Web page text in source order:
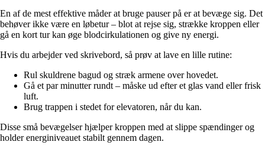
En af de mest effektive måder at bruge pauser på er at bevæge sig. Det
behøver ikke være en løbetur – blot at rejse sig, strække kroppen eller
gå en kort tur kan øge blodcirkulationen og give ny energi.
Hvis du arbejder ved skrivebord, så prøv at lave en lille rutine:
Rul skuldrene bagud og stræk armene over hovedet.
Gå et par minutter rundt – måske ud efter et glas vand eller frisk
luft.
Brug trappen i stedet for elevatoren, når du kan.
Disse små bevægelser hjælper kroppen med at slippe spændinger og
holder energiniveauet stabilt gennem dagen.